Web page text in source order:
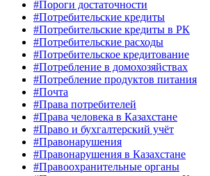
#Пороги достаточности
#Потребительские кредиты
#Потребительские кредиты в РК
#Потребительские расходы
#Потребительское кредитование
#Потребление в домохозяйствах
#Потребление продуктов питания
#Почта
#Права потребителей
#Права человека в Казахстане
#Право и бухгалтерский учёт
#Правонарушения
#Правонарушения в Казахстане
#Правоохранительные органы